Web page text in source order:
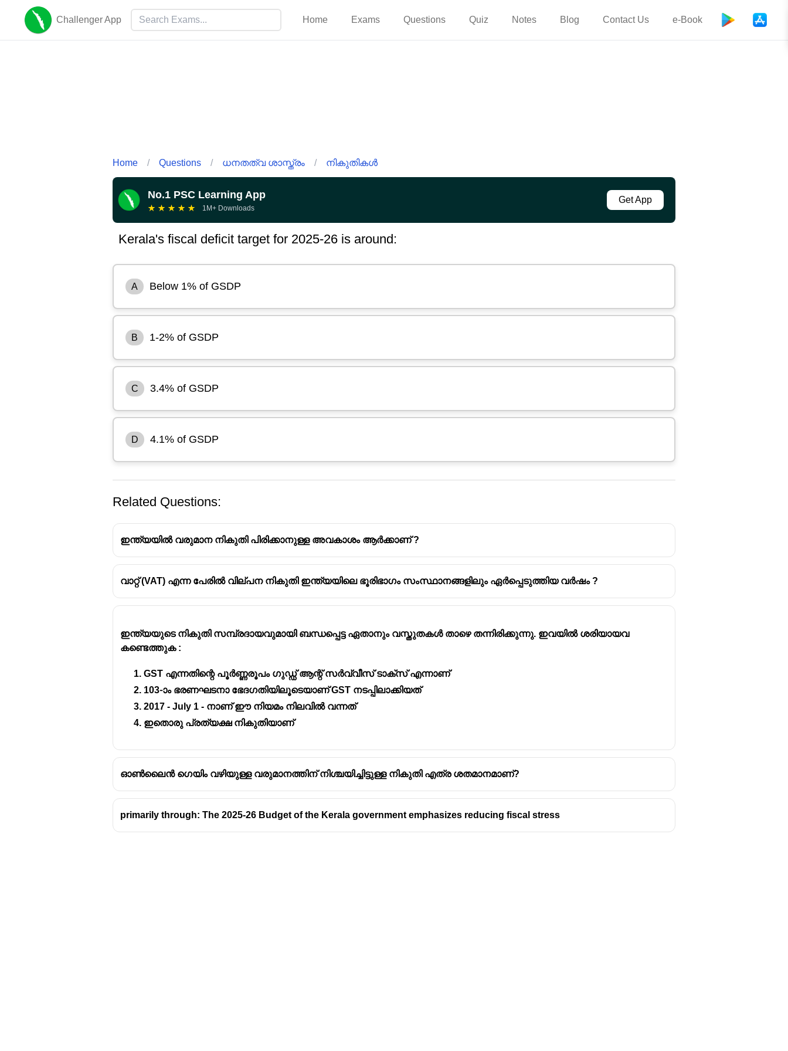
Challenger App Home Exams Questions Quiz Notes Blog Contact Us e-Book
Home / Questions / ധനതത്വ ശാസ്ത്രം / നികുതികൾ
No.1 PSC Learning App
★ ★ ★ ★ ★ 1M+ Downloads
Get App
Kerala's fiscal deficit target for 2025-26 is around:
A Below 1% of GSDP
B 1-2% of GSDP
C 3.4% of GSDP
D 4.1% of GSDP
The fiscal deficit target for Kerala for2025-26is around3.2% of GSDP, based on the state budget estimates.
Related Questions:
ഇന്ത്യയിൽ വരുമാന നികുതി പിരിക്കാനുള്ള അവകാശം ആർക്കാണ് ?
വാറ്റ് (VAT) എന്ന പേരിൽ വില്പന നികുതി ഇന്ത്യയിലെ ഭൂരിഭാഗം സംസ്ഥാനങ്ങളിലും ഏർപ്പെടുത്തിയ വർഷം ?
ഇന്ത്യയുടെ നികുതി സമ്പ്രദായവുമായി ബന്ധപ്പെട്ട ഏതാനും വസ്തുതകൾ താഴെ തന്നിരിക്കുന്നു. ഇവയിൽ ശരിയായവ
കണ്ടെത്തുക :
GST എന്നതിന്റെ പൂർണ്ണരൂപം ഗുഡ്ഡ് ആന്റ് സർവ്വീസ് ടാക്സ് എന്നാണ്
103-ാം ഭരണഘടനാ ഭേദഗതിയിലൂടെയാണ് GST നടപ്പിലാക്കിയത്
2017 - July 1 - നാണ് ഈ നിയമം നിലവിൽ വന്നത്
ഇതൊരു പ്രത്യക്ഷ നികുതിയാണ്
ഓൺലൈൻ ഗെയിം വഴിയുള്ള വരുമാനത്തിന് നിശ്ചയിച്ചിട്ടുള്ള നികുതി എത്ര ശതമാനമാണ്?
primarily through: The 2025-26 Budget of the Kerala government emphasizes reducing fiscal stress